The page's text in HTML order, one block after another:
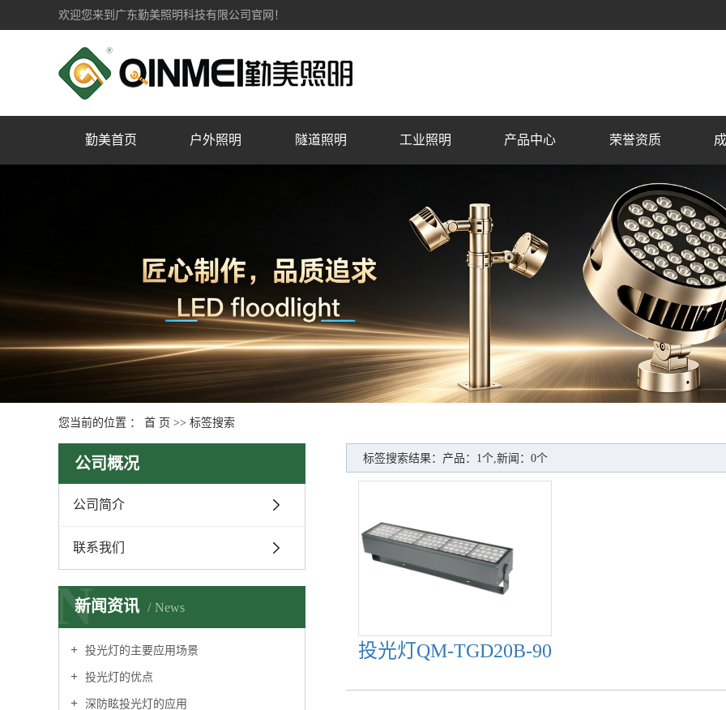
欢迎您来到广东勤美照明科技有限公司官网！
勤美首页 户外照明 隧道照明 工业照明 产品中心 荣誉资质
荣誉资质 商
市
住
您当前的位置 ： 首 页 >> 标签搜索
公司概况
公司简介
联系我们
新闻资讯 News
N
投光灯的主要应用场景
投光灯的优点
深防眩投光灯的应用
标签搜索结果：产品：1个,新闻：0个
投光灯QM-TGD20B-90